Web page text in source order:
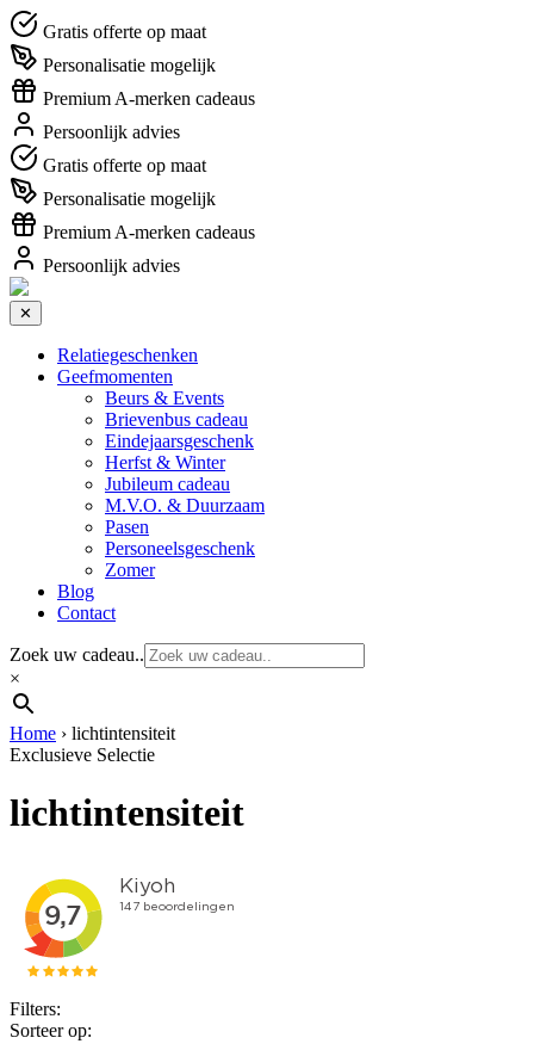
Gratis offerte op maat
Personalisatie mogelijk
Premium A-merken cadeaus
Persoonlijk advies
Gratis offerte op maat
Personalisatie mogelijk
Premium A-merken cadeaus
Persoonlijk advies
✕
Relatiegeschenken
Geefmomenten
Beurs & Events
Brievenbus cadeau
Eindejaarsgeschenk
Herfst & Winter
Jubileum cadeau
M.V.O. & Duurzaam
Pasen
Personeelsgeschenk
Zomer
Blog
Contact
Zoek uw cadeau..
×
Home › lichtintensiteit
Exclusieve Selectie
lichtintensiteit
Filters:
Sorteer op: